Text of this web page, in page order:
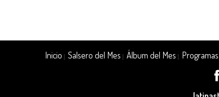
Inicio |Salsero del Mes |Álbum del Mes Programas